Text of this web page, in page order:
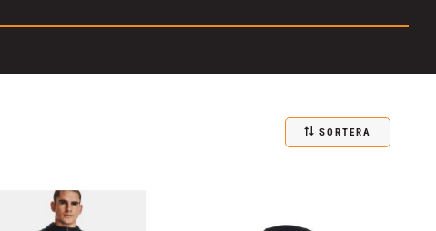
SORTERA